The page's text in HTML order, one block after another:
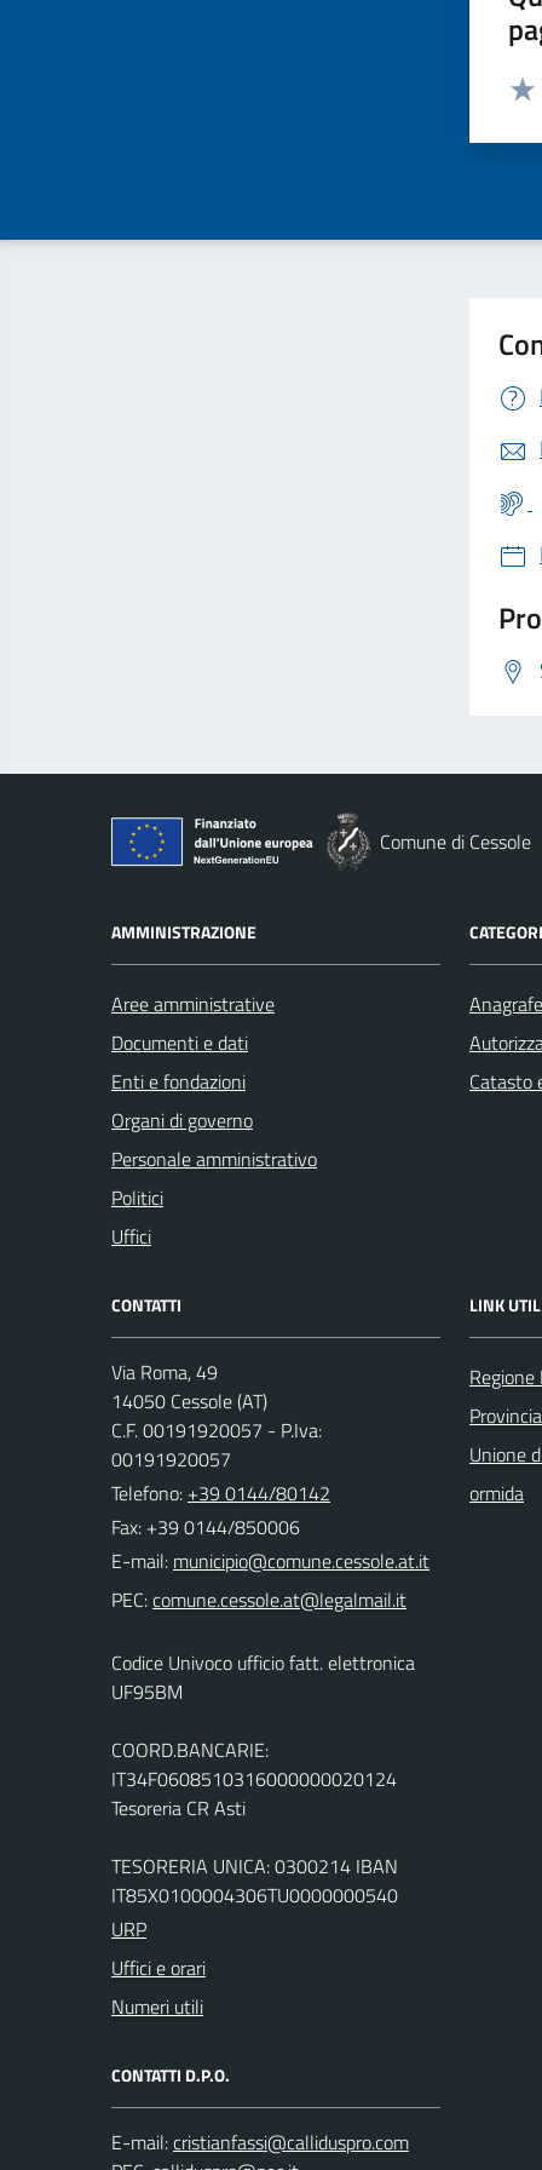
Comune di Cessole
AMMINISTRAZIONE
Aree amministrative
Documenti e dati
Enti e fondazioni
Organi di governo
Personale amministrativo
Politici
Uffici
Catasto
CONTATTI
Via Roma, 49
14050 Cessole (AT)
C.F. 00191920057 - P.Iva:
00191920057
Telefono: +39 0144/80142
Fax: +39 0144/850006
E-mail:
PEC:
Codice Univoco ufficio fatt. elettronica
UF95BM
COORD.BANCARIE:
IT34F0608510316000000020124
Tesoreria CR Asti
TESORERIA UNICA: 0300214 IBAN
IT85X0100004306TU0000000540
URP
Uffici e orari
Numeri utili
CONTATTI D.P.O.
E-mail:
LINK
Unione
ormida